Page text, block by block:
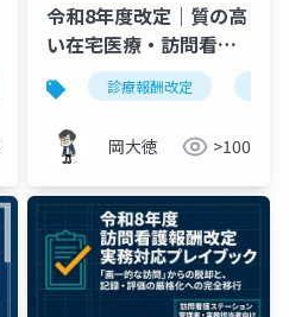
残薬対策 地域包括診療料
令和8年度改定｜質の高
い在宅医療・訪問看護
を確保する3つの見直し
診療報酬改定
岡大徳 >100